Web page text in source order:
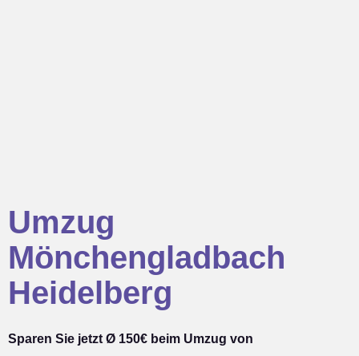
Umzug
Mönchengladbach
Heidelberg
Sparen Sie jetzt Ø 150€ beim Umzug von